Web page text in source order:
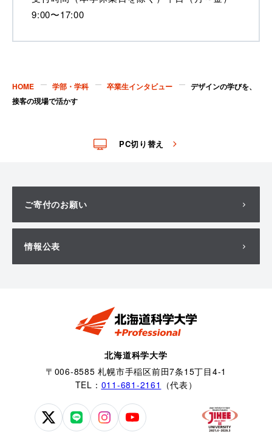
9:00〜17:00
HOME 学部・学科 卒業生インタビュー
デザインの学びを、
接客の現場で活かす
PC切り替え
ご寄付のお願い
情報公表
北海道科学大学
〒006-8585 札幌市手稲区前田7条15丁目4-1
TEL： 011-681-2161 （代表）
北
北
北
北